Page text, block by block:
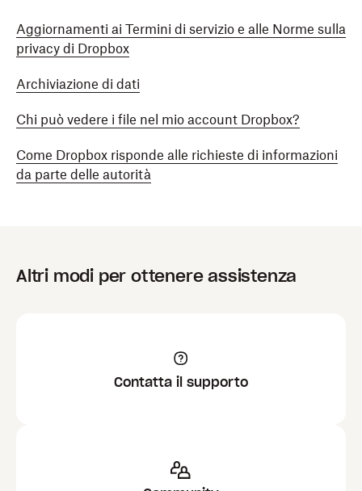
Aggiornamenti ai Termini di servizio e alle Norme sulla
privacy di Dropbox
Archiviazione di dati
Chi può vedere i file nel mio account Dropbox?
Come Dropbox risponde alle richieste di informazioni
da parte delle autorità
Altri modi per ottenere assistenza
Contatta il supporto